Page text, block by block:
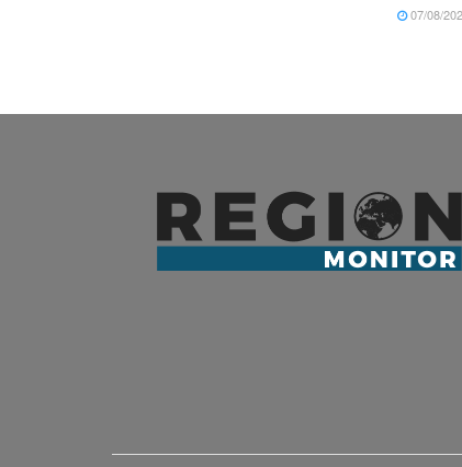
07/08/